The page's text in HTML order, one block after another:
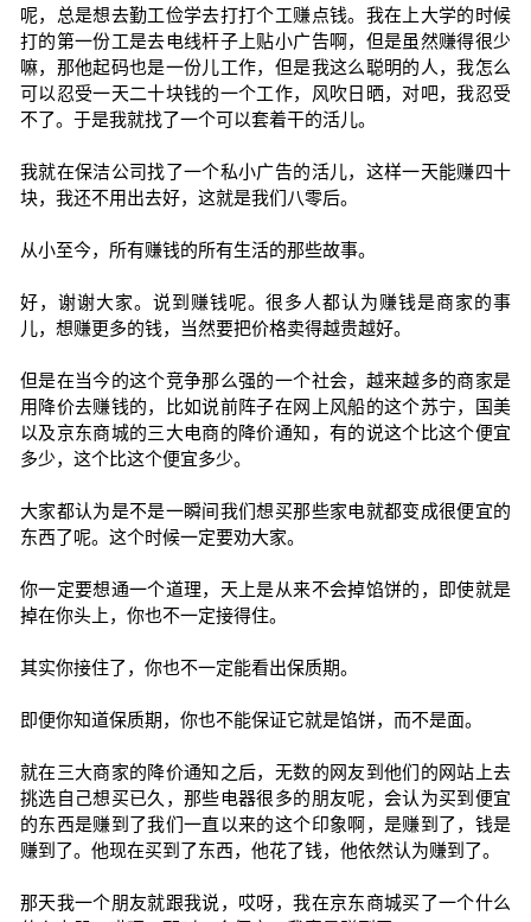
呢，总是想去勤工俭学去打打个工赚点钱。我在上大学的时候
打的第一份工是去电线杆子上贴小广告啊，但是虽然赚得很少
嘛，那他起码也是一份儿工作，但是我这么聪明的人，我怎么
可以忍受一天二十块钱的一个工作，风吹日晒，对吧，我忍受
不了。于是我就找了一个可以套着干的活儿。
我就在保洁公司找了一个私小广告的活儿，这样一天能赚四十
块，我还不用出去好，这就是我们八零后。
从小至今，所有赚钱的所有生活的那些故事。
好，谢谢大家。说到赚钱呢。很多人都认为赚钱是商家的事
儿，想赚更多的钱，当然要把价格卖得越贵越好。
但是在当今的这个竞争那么强的一个社会，越来越多的商家是
用降价去赚钱的，比如说前阵子在网上风船的这个苏宁，国美
以及京东商城的三大电商的降价通知，有的说这个比这个便宜
多少，这个比这个便宜多少。
大家都认为是不是一瞬间我们想买那些家电就都变成很便宜的
东西了呢。这个时候一定要劝大家。
你一定要想通一个道理，天上是从来不会掉馅饼的，即使就是
掉在你头上，你也不一定接得住。
其实你接住了，你也不一定能看出保质期。
即便你知道保质期，你也不能保证它就是馅饼，而不是面。
就在三大商家的降价通知之后，无数的网友到他们的网站上去
挑选自己想买已久，那些电器很多的朋友呢，会认为买到便宜
的东西是赚到了我们一直以来的这个印象啊，是赚到了，钱是
赚到了。他现在买到了东西，他花了钱，他依然认为赚到了。
那天我一个朋友就跟我说，哎呀，我在京东商城买了一个什么